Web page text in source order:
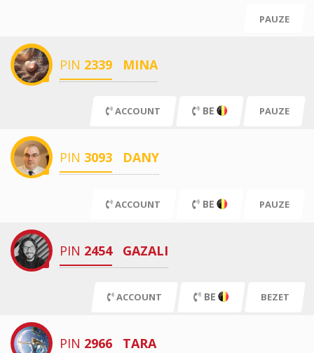
PAUZE
PIN 2339 MINA
ACCOUNT BE PAUZE
PIN 3093 DANY
ACCOUNT BE PAUZE
PIN 2454 GAZALI
ACCOUNT BE BEZET
PIN 2966 TARA